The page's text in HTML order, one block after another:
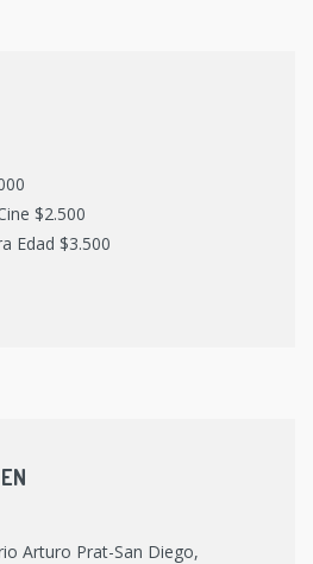
$2.500
Edad $3.500
Arturo Prat-San Diego,